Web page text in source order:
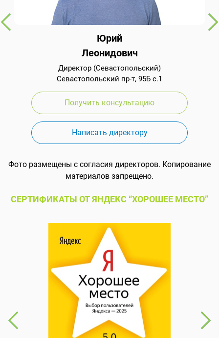
Юрий
Леонидович
Директор (Севастопольский)
Севастопольский пр-т, 95Б с.1
Получить консультацию
Написать директору
Фото размещены с согласия директоров. Копирование
материалов запрещено.
СЕРТИФИКАТЫ ОТ ЯНДЕКС “ХОРОШЕЕ МЕСТО”